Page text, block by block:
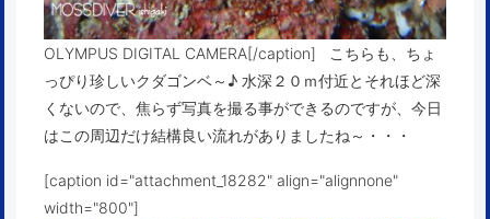
OLYMPUS DIGITAL CAMERA[/caption] こちらも、ちょ
っぴり珍しいクダゴンベ～♪ 水深２０ｍ付近とそれほど深
くないので、焦らず写真を撮る事ができるのですが、今日
はこの周辺だけ結構良い流れがありましたね～・・・
[caption id="attachment_18282" align="alignnone"
width="800"]